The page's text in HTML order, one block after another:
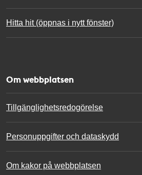
Hitta hit (öppnas i nytt fönster)
Om webbplatsen
Tillgänglighetsredogörelse
Personuppgifter och dataskydd
Om kakor på webbplatsen